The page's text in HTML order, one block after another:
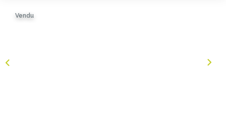
Vendu